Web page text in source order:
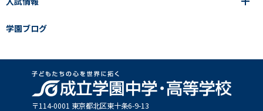
教科指導の特徴
卒業生の声
成立メソッド
卒業生の声
見える学力×見えない学力
制服
学園ブログ
アクセス
中学入試Q&A
入試結果
説明会・イベント日程
出願方法・募集要項
学園ブログ
〒114-0001 東京都北区東⼗条6-9-13